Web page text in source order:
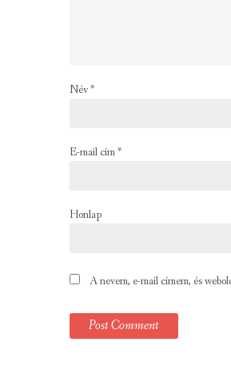
Név*
E-mail cím*
Honlap
A nevem, e-mail címem, és